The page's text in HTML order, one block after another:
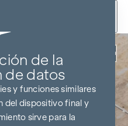
de la
de datos
y funciones similares
del dispositivo final y
sirve para la